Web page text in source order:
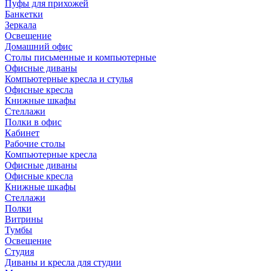
Пуфы для прихожей
Банкетки
Зеркала
Освещение
Домашний офис
Столы письменные и компьютерные
Офисные диваны
Компьютерные кресла и стулья
Офисные кресла
Книжные шкафы
Стеллажи
Полки в офис
Кабинет
Рабочие столы
Компьютерные кресла
Офисные диваны
Офисные кресла
Книжные шкафы
Стеллажи
Полки
Витрины
Тумбы
Освещение
Студия
Диваны и кресла для студии